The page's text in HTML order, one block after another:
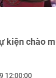
kiện chào
12:00:00